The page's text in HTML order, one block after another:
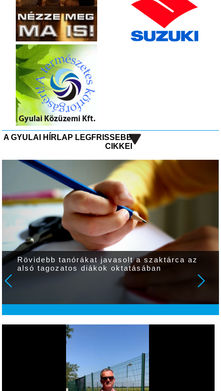
A GYULAI HÍRLAP LEGFRISSEBB
CIKKEI
Rövidebb tanórákat javasolt a szaktárca az
alsó tagozatos diákok oktatásában